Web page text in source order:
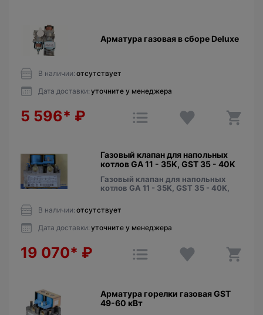
Арматура газовая в сборе Deluxe
В наличии: отсутствует
Дата доставки: уточните у менеджера
5 596* ₽
Газовый клапан для напольных
котлов GA 11 - 35K, GST 35 - 40K
Газовый клапан для напольных
котлов GA 11 - 35K, GST 35 - 40K,
В наличии: отсутствует
Дата доставки: уточните у менеджера
19 070* ₽
Арматура горелки газовая GST
49-60 кВт